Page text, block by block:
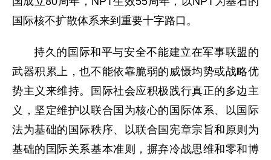
国际核不扩散体系来到重要十字路口。
持久的国际和平与安全不能建立在军事联盟的
武器积累上，也不能依靠脆弱的威慑均势或战略优
势主义来维持。国际社会应积极践行真正的多边主
义，坚定维护以联合国为核心的国际体系、以国际
法为基础的国际秩序、以联合国宪章宗旨和原则为
基础的国际关系基本准则，摒弃冷战思维和零和博